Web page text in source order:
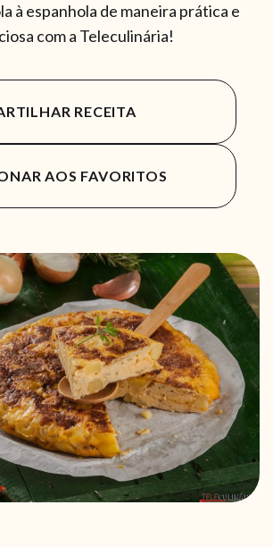
à espanhola de maneira prática e
com a Teleculinária!
RECEITA
AOS FAVORITOS